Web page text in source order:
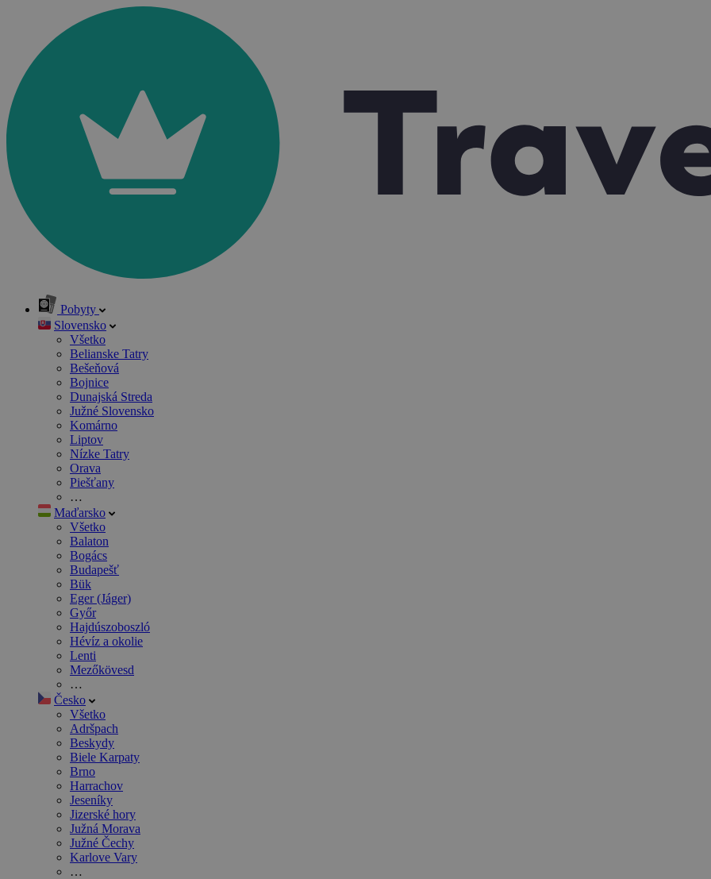
Pobyty
Slovensko
Všetko
Belianske Tatry
Bešeňová
Bojnice
Dunajská Streda
Južné Slovensko
Komárno
Liptov
Nízke Tatry
Orava
Piešťany
…
Maďarsko
Všetko
Balaton
Bogács
Budapešť
Bük
Eger (Jáger)
Győr
Hajdúszoboszló
Hévíz a okolie
Lenti
Mezőkövesd
…
Česko
Všetko
Adršpach
Beskydy
Biele Karpaty
Brno
Harrachov
Jeseníky
Jizerské hory
Južná Morava
Južné Čechy
Karlove Vary
…